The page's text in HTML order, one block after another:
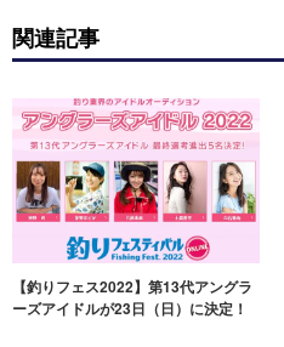
関連記事
【釣りフェス2022】第13代アングラ
ーズアイドルが23日（日）に決定！